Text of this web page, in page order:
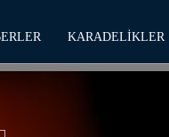
KARADELIKLER